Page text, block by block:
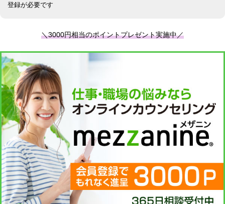
登録が必要です
＼3000円相当のポイントプレゼント実施中／